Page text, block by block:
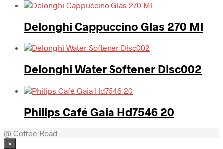
Delonghi Cappuccino Glas 270 Ml
Delonghi Water Softener Dlsc002
Philips Café Gaia Hd7546 20
@ Coffee Road
×